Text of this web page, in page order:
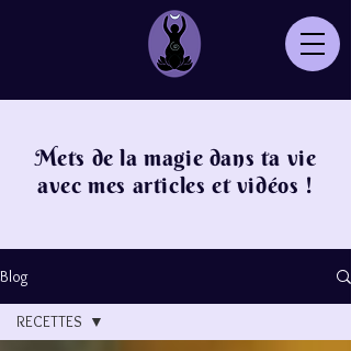
Mets de la magie dans ta vie
avec mes articles et vidéos !
Blog
RECETTES